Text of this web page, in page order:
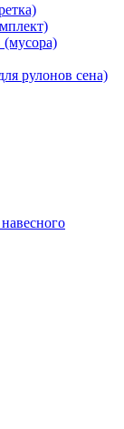
(мусора)
рулонов сена)